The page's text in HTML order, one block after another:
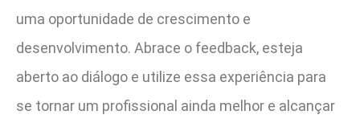
uma oportunidade de crescimento e
desenvolvimento. Abrace o feedback, esteja
aberto ao diálogo e utilize essa experiência para
se tornar um profissional ainda melhor e alcançar